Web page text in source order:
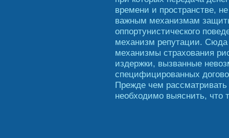
времени и пространстве,
важным механизмам
оппортунистического
механизм репутации.
механизмы страхования
издержки, вызванные
специфицированных
Прежде чем
необходимо выяснить, что